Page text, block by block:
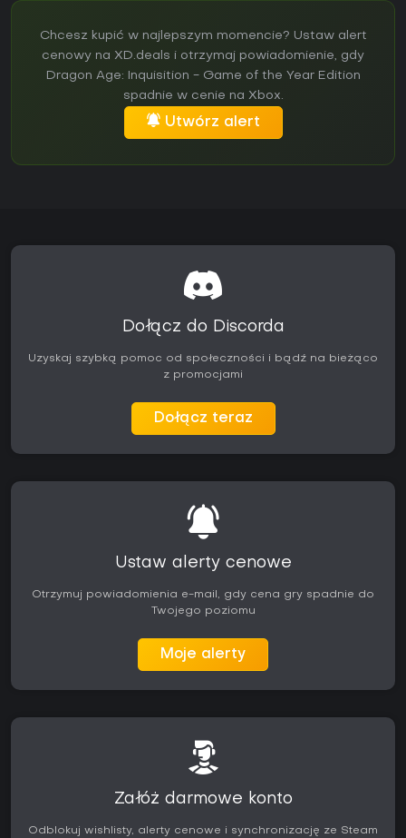
Chcesz kupić w najlepszym momencie? Ustaw alert
cenowy na XD.deals i otrzymaj powiadomienie, gdy
Dragon Age: Inquisition - Game of the Year Edition
spadnie w cenie na Xbox.
Utwórz alert
Dołącz do Discorda
Uzyskaj szybką pomoc od społeczności i bądź na bieżąco
z promocjami
Dołącz teraz
Ustaw alerty cenowe
Otrzymuj powiadomienia e-mail, gdy cena gry spadnie do
Twojego poziomu
Moje alerty
Załóż darmowe konto
Odblokuj wishlisty, alerty cenowe i synchronizację ze Steam